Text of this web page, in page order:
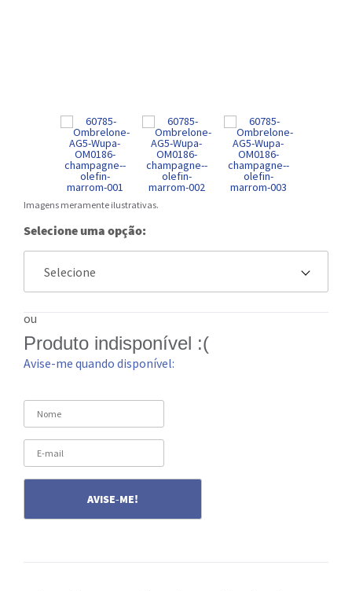
Imagens meramente ilustrativas.
Selecione uma opção:
ou
Produto indisponível :(
Avise-me quando disponível: